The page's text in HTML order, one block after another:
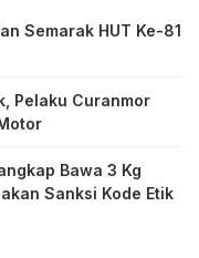
Semarak HUT Ke-81
Pelaku Curanmor
Bawa 3 Kg
Sanksi Kode Etik